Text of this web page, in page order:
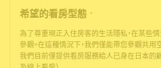
希望的看房型態 *
為了尊重現正入住房客的生活隱私，在某些
參觀。在這種情況下，我們僅能帶您參觀共用
我們目前僅提供看房服務給人已身在日本的顧